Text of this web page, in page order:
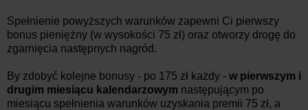
Spełnienie powyższych warunków zapewni Ci pierwszy
bonus pieniężny (w wysokości 75 zł) oraz otworzy drogę do
zgarnięcia następnych nagród.
By zdobyć kolejne bonusy - po 175 zł każdy - w pierwszym i
drugim miesiącu kalendarzowym następującym po
miesiącu spełnienia warunków uzyskania premii 75 zł, a